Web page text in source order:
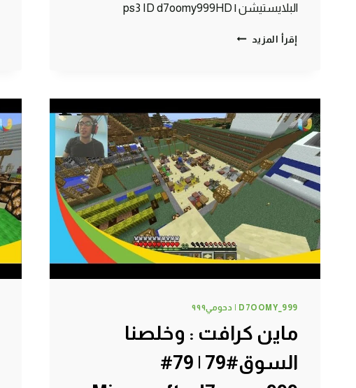
البلايستيشن | ps3 ID d7oomy999HD
إقرأ المزيد ماين
#83
|
83#
MINECRAFT
:
D7OOMY999
D7OOMY_999 | دحومي٩٩٩
ماين كرافت : وخلصنا
السوق#79 | 79#